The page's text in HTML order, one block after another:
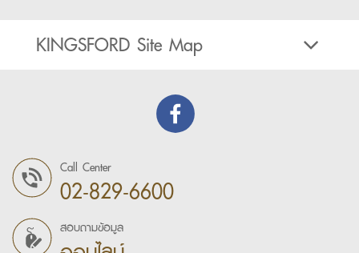
KINGSFORD Site Map
Call Center
02-829-6600
สอบถามข้อมูล